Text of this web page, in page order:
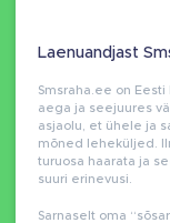
Laenuandjast
Smsraha.ee on
aega ja seejuures
asjaolu, et ühele ja
mõned leheküljed.
turuosa haarata ja
suuri erinevusi.
Sarnaselt oma